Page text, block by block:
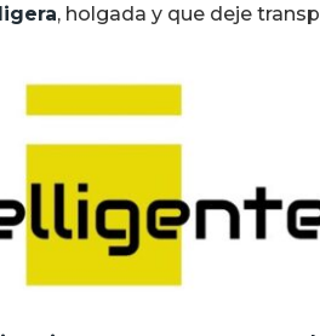
, holgada y que deje